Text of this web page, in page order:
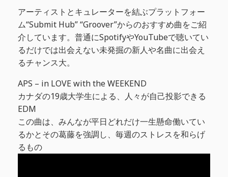
アーティストとキュレーターを結ぶプラットフォー
ム“Submit Hub” “Groover”からのおすすめ曲をご紹
介しています。普通にSpotifyやYouTubeで聴いてい
るだけでは出会えない未発掘の新人や名曲に出会え
るチャンス大。
APS – in LOVE with the WEEKEND
カナダの19歳大学生による、人々が自己投影できる
EDM
この曲は、みんなが平日どれだけ一生懸命働いてい
るかとその葛藤を強調し、毎週のストレスを和らげ
るもの